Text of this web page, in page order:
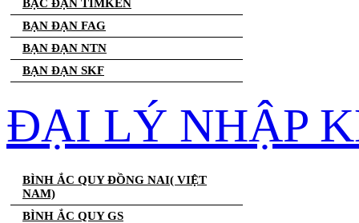
BẠC ĐẠN TIMKEN
BẠN ĐẠN FAG
BẠN ĐẠN NTN
BẠN ĐẠN SKF
ĐẠI LÝ NHẬP
BÌNH ẮC QUY ĐỒNG NAI( VIỆT
NAM)
BÌNH ẮC QUY GS